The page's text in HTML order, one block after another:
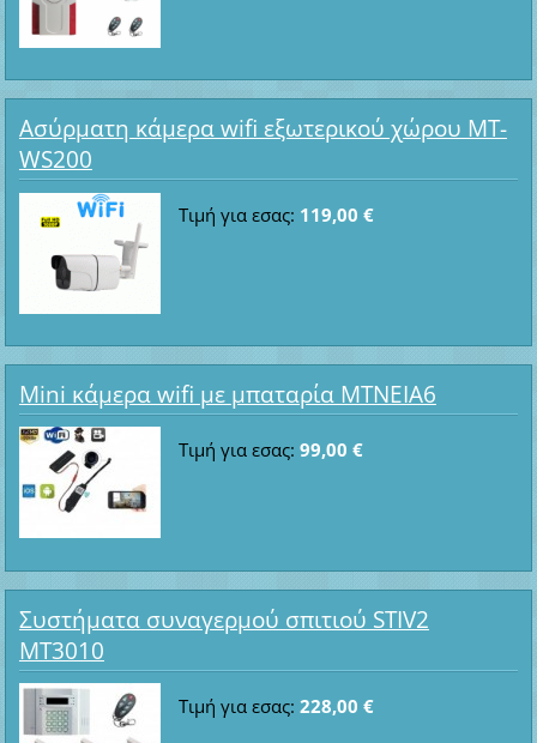
Ασύρματη κάμερα wifi εξωτερικού χώρου MT-
WS200
Τιμή για εσας: 119,00 €
Mini κάμερα wifi με μπαταρία ΜΤΝΕΙΑ6
Τιμή για εσας: 99,00 €
Συστήματα συναγερμού σπιτιού STIV2
MT3010
Τιμή για εσας: 228,00 €